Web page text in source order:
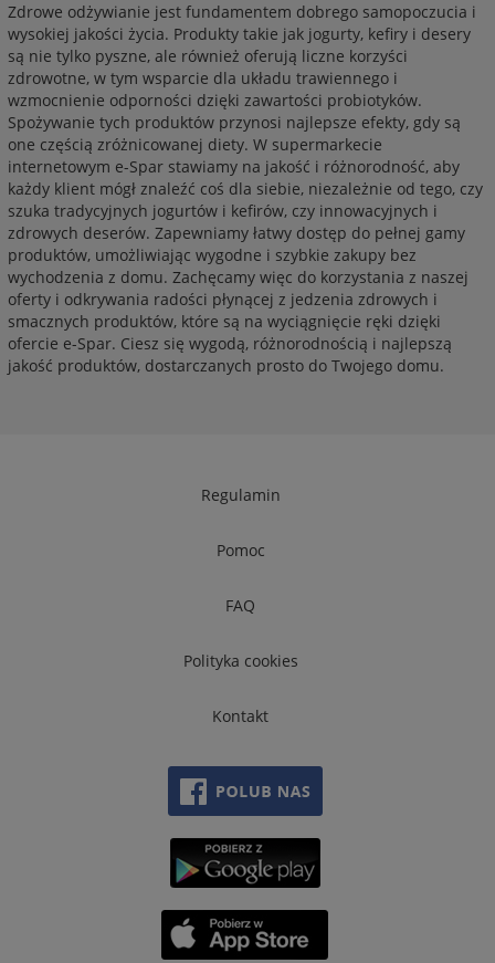
Zdrowe odżywianie jest fundamentem dobrego samopoczucia i
wysokiej jakości życia. Produkty takie jak jogurty, kefiry i desery
są nie tylko pyszne, ale również oferują liczne korzyści
zdrowotne, w tym wsparcie dla układu trawiennego i
wzmocnienie odporności dzięki zawartości probiotyków.
Spożywanie tych produktów przynosi najlepsze efekty, gdy są
one częścią zróżnicowanej diety. W supermarkecie
internetowym e-Spar stawiamy na jakość i różnorodność, aby
każdy klient mógł znaleźć coś dla siebie, niezależnie od tego, czy
szuka tradycyjnych jogurtów i kefirów, czy innowacyjnych i
zdrowych deserów. Zapewniamy łatwy dostęp do pełnej gamy
produktów, umożliwiając wygodne i szybkie zakupy bez
wychodzenia z domu. Zachęcamy więc do korzystania z naszej
oferty i odkrywania radości płynącej z jedzenia zdrowych i
smacznych produktów, które są na wyciągnięcie ręki dzięki
ofercie e-Spar. Ciesz się wygodą, różnorodnością i najlepszą
jakość produktów, dostarczanych prosto do Twojego domu.
Regulamin
Pomoc
FAQ
Polityka cookies
Kontakt